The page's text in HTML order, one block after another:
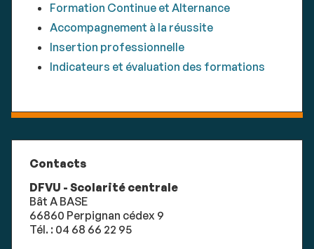
Formation Continue et Alternance
Accompagnement à la réussite
Insertion professionnelle
Indicateurs et évaluation des formations
Contacts
DFVU - Scolarité centrale
Bât A BASE
66860 Perpignan cédex 9
Tél. : 04 68 66 22 95